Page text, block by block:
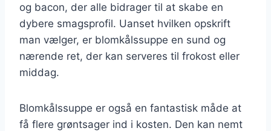
og bacon, der alle bidrager til at skabe en
dybere smagsprofil. Uanset hvilken opskrift
man vælger, er blomkålssuppe en sund og
nærende ret, der kan serveres til frokost eller
middag.
Blomkålssuppe er også en fantastisk måde at
få flere grøntsager ind i kosten. Den kan nemt